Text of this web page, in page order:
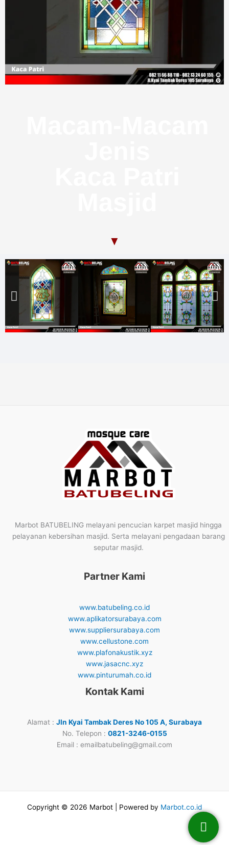
Marbot BATUBELING melayani pencucian karpet masjid hingga
pelayanan kebersihan masjid. Serta melayani pengadaan barang
seputar masjid.
Partner Kami
www.batubeling.co.id
www.aplikatorsurabaya.com
www.suppliersurabaya.com
www.cellustone.com
www.plafonakustik.xyz
www.jasacnc.xyz
www.pinturumah.co.id
Kontak Kami
Alamat : Jln Kyai Tambak Deres No 105 A, Surabaya
No. Telepon : 0821-3246-0155
Email : emailbatubeling@gmail.com
Copyright © 2026 Marbot | Powered by Marbot.co.id